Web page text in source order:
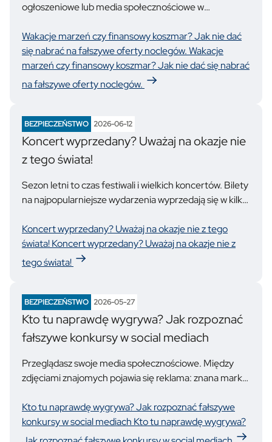
ogłoszeniowe lub media społecznościowe w
trafiasz na ofertę idealną: luksusowy apartament tuż
przy plaży albo urokliwy domek w górach, wolny termin
w samym środku sezonu i cena… zaskakująco niska.
Szybko kontaktujesz się z ogłoszeniodawcą, bo
wpłacisz zaliczkę lub całość kwoty jeszcze dzisiaj,
rezerwacja będzie Twoja.
Wakacje marzeń czy finansowy koszmar? Jak nie dać
się nabrać na fałszywe oferty noclegów.Wakacje
marzeń czy finansowy koszmar? Jak nie dać się nabrać
na fałszywe oferty noclegów.
BEZPIECZEŃSTWO 2026-06-12
Koncert wyprzedany? Uważaj na okazje nie
z tego świata!
Sezon letni to czas festiwali i wielkich koncertów. Bilety
na najpopularniejsze wydarzenia wyprzedają się w kilka
do ostatniej chwili. Dokładnie na to liczą oszuści!
Fałszywe oferty biletów zalewają media
społecznościowe, grupy fanowskie i portale
Koncert wyprzedany? Uważaj na okazje nie z tego
świata!Koncert wyprzedany? Uważaj na okazje nie z
tego świata!
BEZPIECZEŃSTWO 2026-05-27
Kto tu naprawdę wygrywa? Jak rozpoznać
fałszywe konkursy w social mediach
Przeglądasz swoje media społecznościowe. Między
zdjęciami znajomych pojawia się reklama: znana marka
ręki”. Setki komentarzy, dziesiątki udostępnień, ludzie
piszą, że już wygrali. Klikasz i uzupełniasz dane
niezbędne do wzięcia udziału w konkursie. Pojawia się
Kto tu naprawdę wygrywa? Jak rozpoznać fałszywe
konkursy w social mediach Kto tu naprawdę wygrywa?